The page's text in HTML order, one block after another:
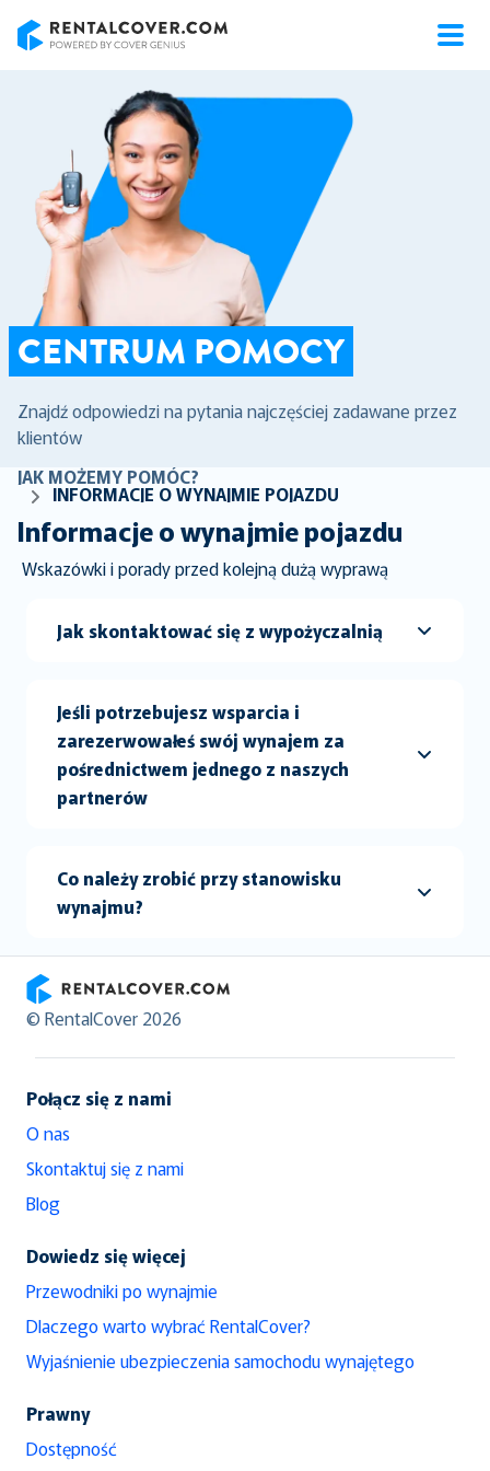
CENTRUM POMOCY
Znajdź odpowiedzi na pytania najczęściej zadawane przez
klientów
JAK MOŻEMY POMÓC?
INFORMACJE O WYNAJMIE POJAZDU
Informacje o wynajmie pojazdu
Wskazówki i porady przed kolejną dużą wyprawą
Jak skontaktować się z wypożyczalnią
Jeśli potrzebujesz wsparcia i
zarezerwowałeś swój wynajem za
pośrednictwem jednego z naszych
partnerów
Co należy zrobić przy stanowisku
wynajmu?
RentalCover
© RentalCover 2026
Połącz się z nami
O nas
Skontaktuj się z nami
Blog
Dowiedz się więcej
Przewodniki po wynajmie
Dlaczego warto wybrać RentalCover?
Wyjaśnienie ubezpieczenia samochodu wynajętego
Prawny
Dostępność